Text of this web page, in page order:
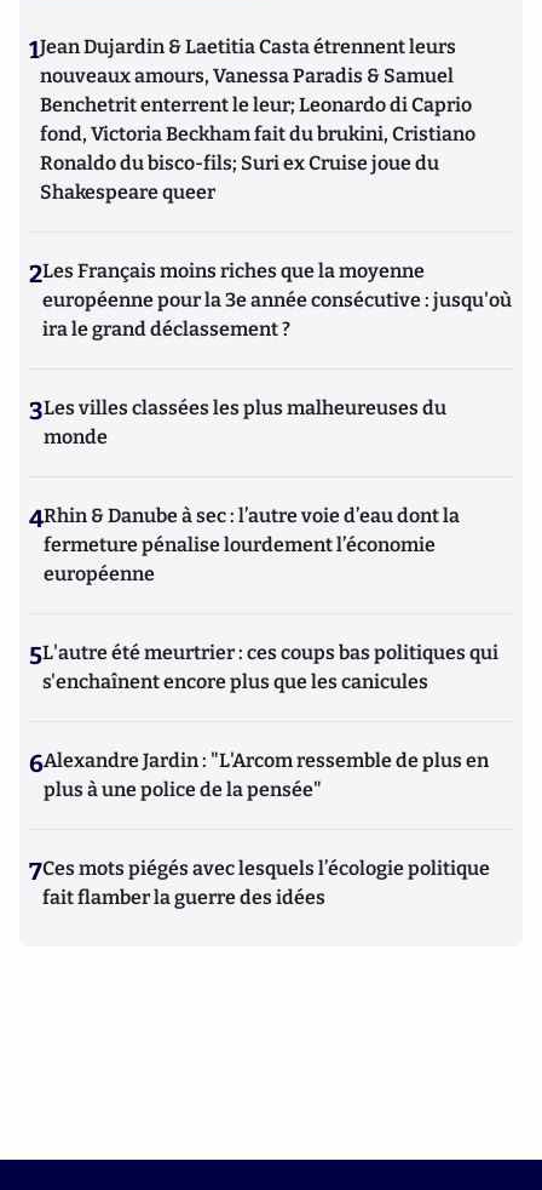
1Jean Dujardin & Laetitia Casta étrennent leurs
nouveaux amours, Vanessa Paradis & Samuel
Benchetrit enterrent le leur; Leonardo di Caprio
fond, Victoria Beckham fait du brukini, Cristiano
Ronaldo du bisco-fils; Suri ex Cruise joue du
Shakespeare queer
2Les Français moins riches que la moyenne
européenne pour la 3e année consécutive : jusqu'où
ira le grand déclassement ?
3Les villes classées les plus malheureuses du
monde
4Rhin & Danube à sec : l’autre voie d’eau dont la
fermeture pénalise lourdement l’économie
européenne
5L'autre été meurtrier : ces coups bas politiques qui
s'enchaînent encore plus que les canicules
6Alexandre Jardin : "L'Arcom ressemble de plus en
plus à une police de la pensée"
7Ces mots piégés avec lesquels l’écologie politique
fait flamber la guerre des idées